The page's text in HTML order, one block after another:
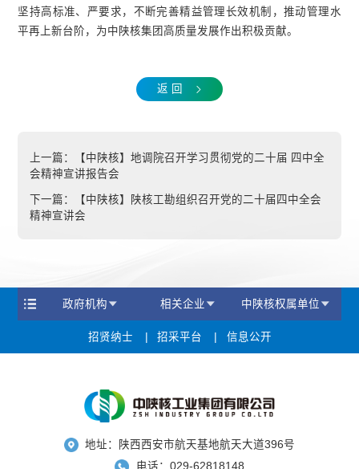
坚持高标准、严要求，不断完善精益管理长效机制，推动管理水
平再上新台阶，为中陕核集团高质量发展作出积极贡献。
返 回
上一篇：
【中陕核】地调院召开学习贯彻党的二十届 四中全
会精神宣讲报告会
下一篇：
【中陕核】陕核工勘组织召开党的二十届四中全会
精神宣讲会
政府机构 相关企业 中陕核权属单位
招贤纳士 招采平台 信息公开
地址：陕西西安市航天基地航天大道396号
电话：029-62818148